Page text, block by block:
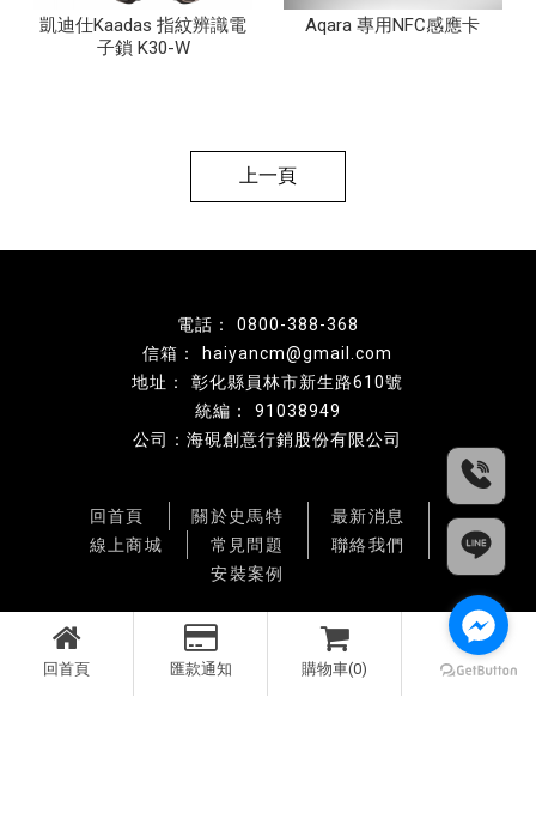
凱迪仕Kaadas 指紋辨識電
子鎖 K30-W
Aqara 專用NFC感應卡
上一頁
回首頁 匯款通知 購物車(0)
0800-388-368
haiyancm@gmail.com
彰化縣員林市新生路610號
91038949
公司：海硯創意行銷股份有限公司
回首頁 關於史馬特
最新消息
線上商城
常見問題
聯絡我們
安裝案例
彰化電子鎖安裝 雲林電子鎖安裝 南投電子鎖安裝
彰化指紋鎖安裝 雲林指紋鎖安裝 南投指紋鎖安裝